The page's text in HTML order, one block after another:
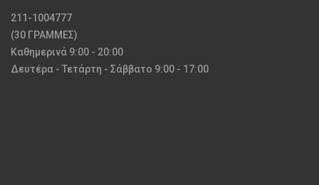
211-1004777
(30 ΓΡΑΜΜΕΣ)
Καθημερινά 9:00 - 20:00
Δευτέρα - Τετάρτη - Σάββατο 9:00 - 17:00